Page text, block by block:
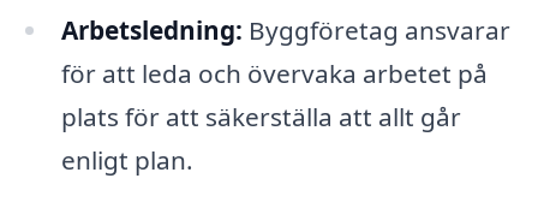
Arbetsledning: Byggföretag ansvarar
för att leda och övervaka arbetet på
plats för att säkerställa att allt går
enligt plan.